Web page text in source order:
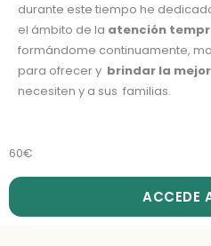
durante este tiempo he
el ámbito de la atención
formándome continuamente,
para ofrecer y brindar la
necesiten y a sus familias.
60€
ACCEDE